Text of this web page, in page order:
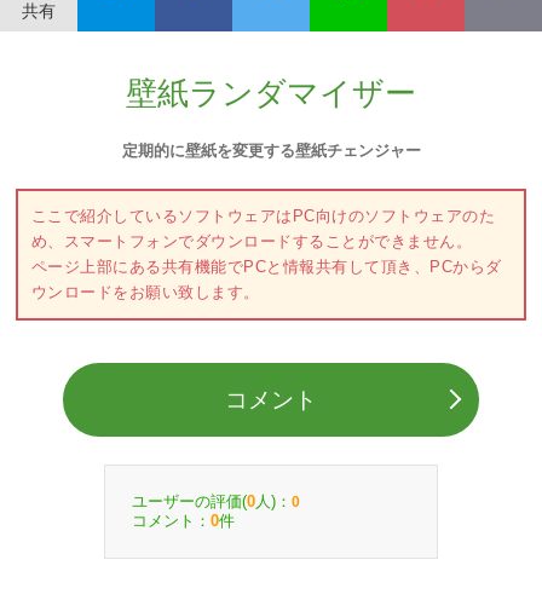
共有
壁紙ランダマイザー
定期的に壁紙を変更する壁紙チェンジャー
ここで紹介しているソフトウェアはPC向けのソフトウェアのた
め、スマートフォンでダウンロードすることができません。
ページ上部にある共有機能でPCと情報共有して頂き、PCからダ
ウンロードをお願い致します。
コメント
ユーザーの評価(0 人)： 0
コメント： 0件